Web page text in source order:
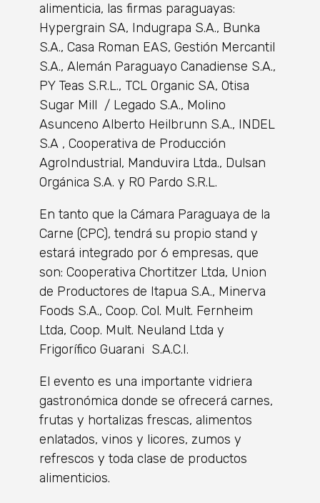
alimenticia, las firmas paraguayas:
Hypergrain SA, Indugrapa S.A., Bunka
S.A., Casa Roman EAS, Gestión Mercantil
S.A., Alemán Paraguayo Canadiense S.A.,
PY Teas S.R.L., TCL Organic SA, Otisa
Sugar Mill / Legado S.A., Molino
Asunceno Alberto Heilbrunn S.A., INDEL
S.A , Cooperativa de Producción
AgroIndustrial, Manduvira Ltda., Dulsan
Orgánica S.A. y RO Pardo S.R.L.
En tanto que la Cámara Paraguaya de la
Carne (CPC), tendrá su propio stand y
estará integrado por 6 empresas, que
son: Cooperativa Chortitzer Ltda, Union
de Productores de Itapua S.A., Minerva
Foods S.A., Coop. Col. Mult. Fernheim
Ltda, Coop. Mult. Neuland Ltda y
Frigorífico Guarani S.A.C.I.
El evento es una importante vidriera
gastronómica donde se ofrecerá carnes,
frutas y hortalizas frescas, alimentos
enlatados, vinos y licores, zumos y
refrescos y toda clase de productos
alimenticios.